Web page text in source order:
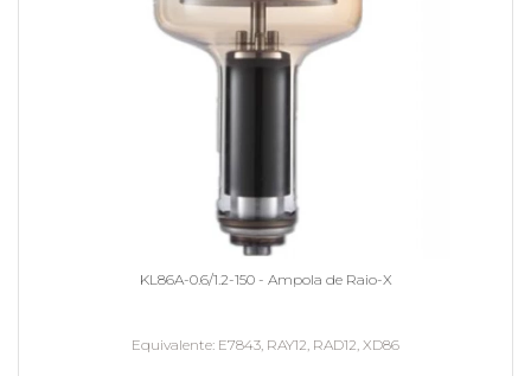
KL86A-0.6/1.2-150 - Ampola de Raio-X
Equivalente E7843, RAY12, RAD12, XD86